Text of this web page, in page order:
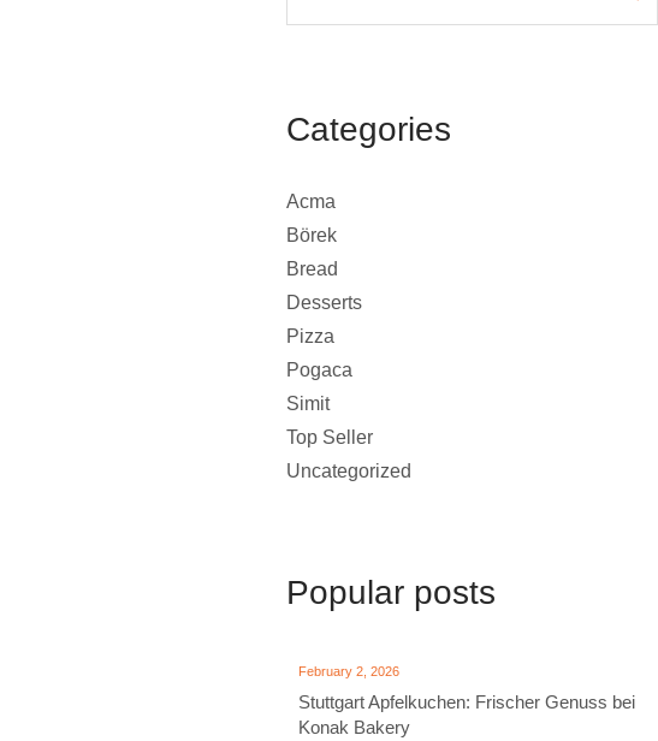
Categories
Acma
Börek
Bread
Desserts
Pizza
Pogaca
Simit
Top Seller
Uncategorized
Popular posts
February 2, 2026
Stuttgart Apfelkuchen: Frischer Genuss bei
Konak Bakery